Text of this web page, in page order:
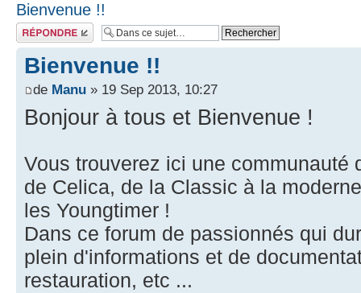
Bienvenue !!
Écrire un
commentaire
Bienvenue !!
de Manu » 19 Sep 2013, 10:27
Bonjour à tous et Bienvenue !
Vous trouverez ici une communauté
de Celica, de la Classic à la
les Youngtimer !
Dans ce forum de passionnés qui
plein d'informations et de
restauration, etc ...